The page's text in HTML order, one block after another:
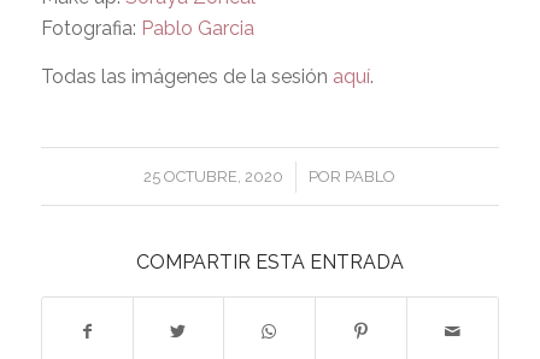
Fotografia: Pablo Garcia
Todas las imágenes de la sesión aquí.
25 OCTUBRE, 2020
/ POR PABLO
COMPARTIR ESTA ENTRADA